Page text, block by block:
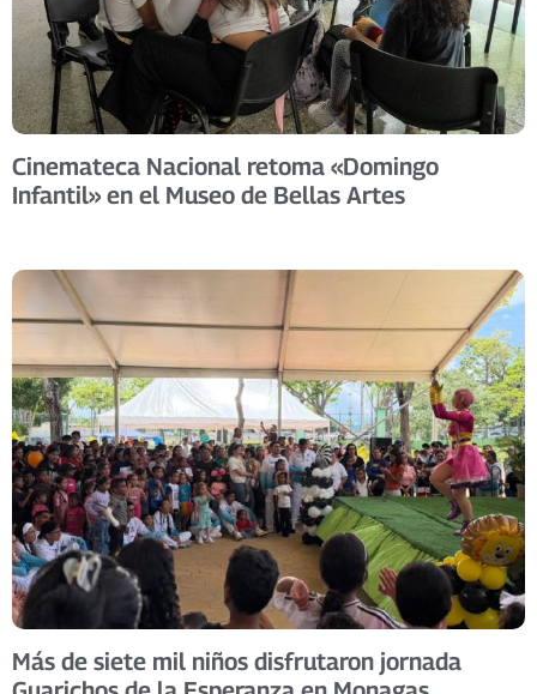
Cinemateca Nacional retoma «Domingo
Infantil» en el Museo de Bellas Artes
Más de siete mil niños disfrutaron jornada